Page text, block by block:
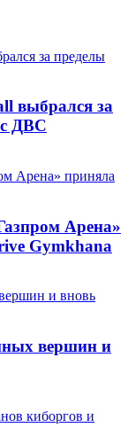
выбрался за
с ДВС
Арена»
Gymkhana
вершин и